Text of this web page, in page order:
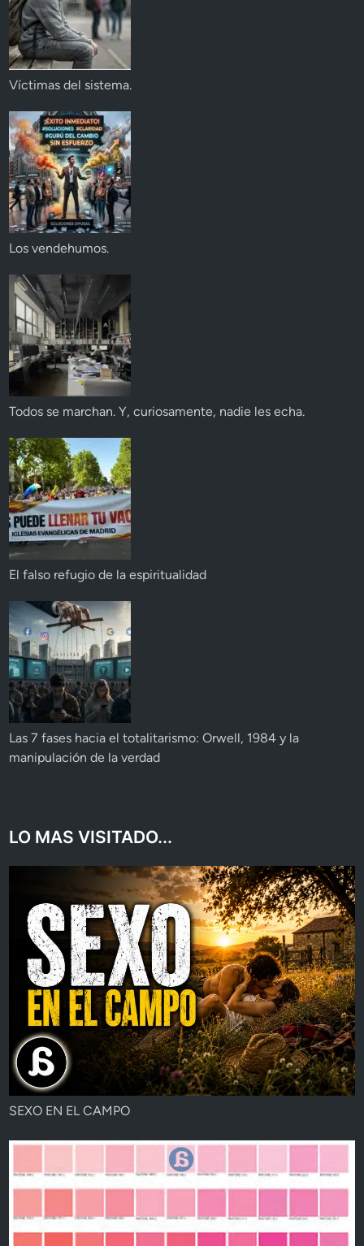
Víctimas del sistema.
Los vendehumos.
Todos se marchan. Y, curiosamente, nadie les echa.
El falso refugio de la espiritualidad
Las 7 fases hacia el totalitarismo: Orwell, 1984 y la
manipulación de la verdad
LO MAS VISITADO...
SEXO EN EL CAMPO